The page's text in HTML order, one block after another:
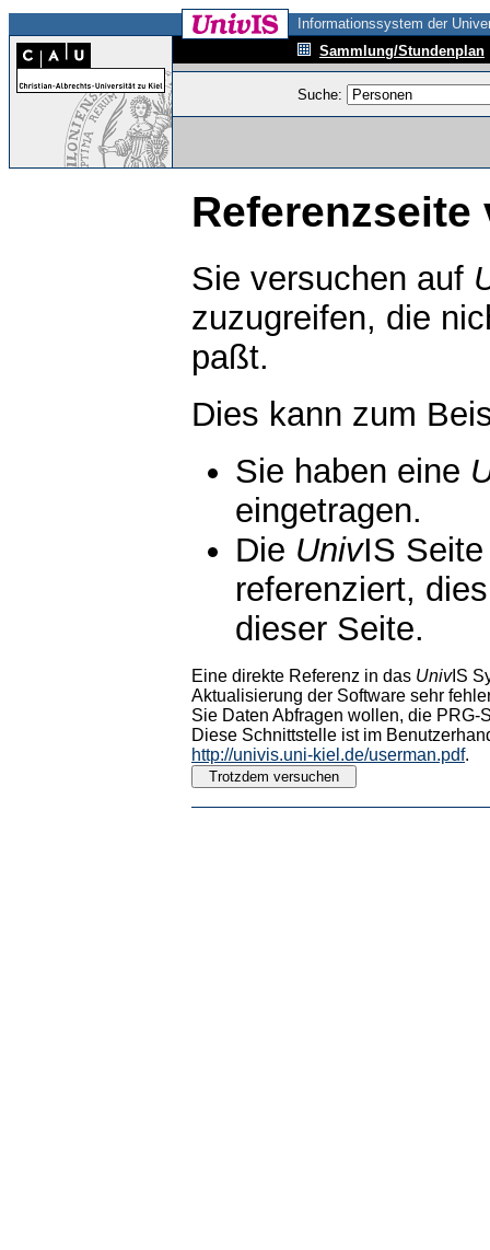
Informationssystem der
Sammlung/Stundenplan
Suche:
Referenzseite
Sie versuchen auf
zuzugreifen, die
paßt.
Dies kann zum
Sie haben eine
eingetragen.
Die UnivIS
referenziert,
dieser Seite.
Eine direkte Referenz in das UnivIS
Aktualisierung der Software sehr
Sie Daten Abfragen wollen, die PRG-
Diese Schnittstelle ist im
http://univis.uni-kiel.de/userman.pdf.